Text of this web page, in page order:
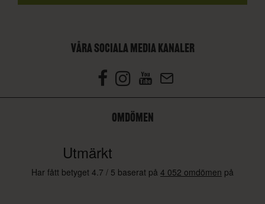
VÅRA SOCIALA MEDIA KANALER
OMDÖMEN